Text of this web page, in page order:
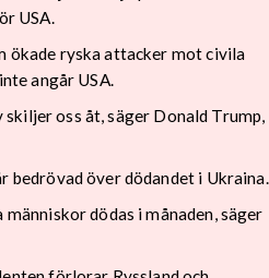
USA.
ökade ryska attacker mot civila
angår USA.
skiljer oss åt, säger Donald Trump,
bedrövad över dödandet i Ukraina.
dödas i månaden, säger